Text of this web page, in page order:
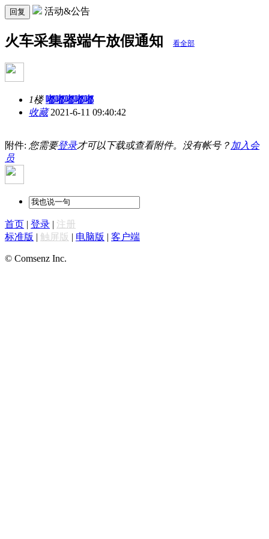
回复 活动&公告
火车采集器端午放假通知 看全部
1楼 嘟嘟嘟嘟嘟
收藏2021-6-11 09:40:42
附件: 您需要登录才可以下载或查看附件。没有帐号？ 加入会
员
首页 | 登录 | 注册
标准版 | 触屏版 | 电脑版 | 客户端
© Comsenz Inc.